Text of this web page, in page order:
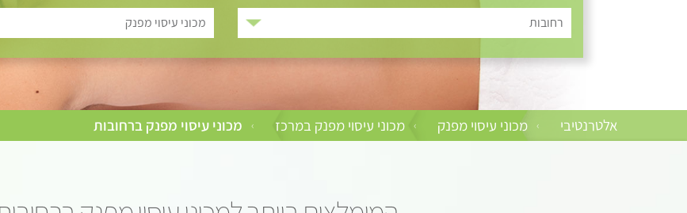
רחובות מכוני עיסוי מפנק
אלטרנטיבי › מכוני עיסוי מפנק › מכוני עיסוי מפנק במרכז › מכוני עיסוי מפנק ברחובות